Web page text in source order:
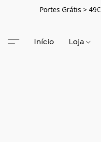
Portes Grátis >
Início Loja